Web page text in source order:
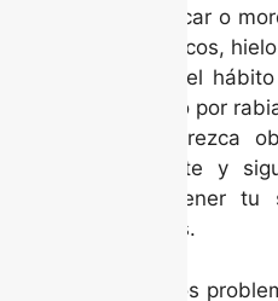
Evita masticar o
uñas, plásticos,
Abandona el
por estrés o por
Aunque parezca
regularmente y
para mantener
condiciones.
Si hablamos de los